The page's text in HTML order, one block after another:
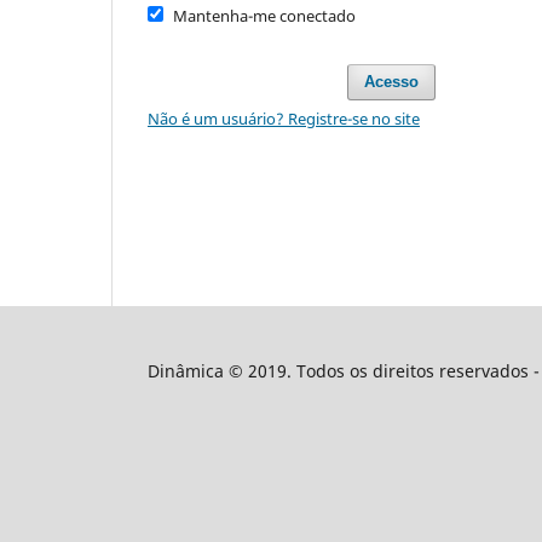
Mantenha-me conectado
Acesso
Não é um usuário? Registre-se no site
Dinâmica © 2019. Todos os direitos reservados